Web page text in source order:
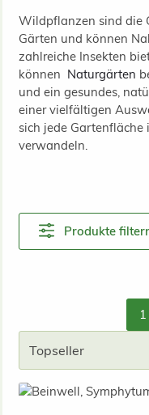
Wildpflanzen sind die
Gärten und können
zahlreiche Insekten
können Naturgärten
und ein gesundes,
einer vielfältigen
sich jede
verwandeln.
Produkte
1